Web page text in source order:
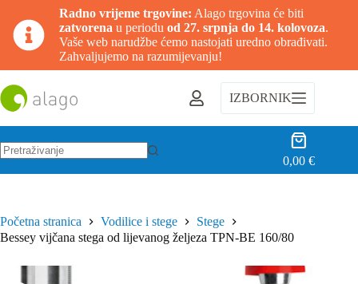
Radno vrijeme trgovine: Alago trgovina će biti
zatvorena u periodu od 27. srpnja do 14. kolovoza.
Vaše web narudžbe ćemo nastojati uredno obrađivati.
Zahvaljujemo na razumijevanju!
na
sadržaj
IZBORNIK
Košarica
0,00€
Početna stranica Vodilice i stege
Stege
Bessey vijčana stega od lijevanog željeza TPN-BE 160/80